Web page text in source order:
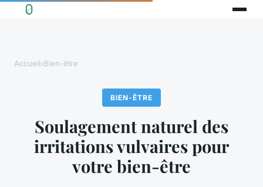
Accueil›Bien-être
BIEN-ÊTRE
Soulagement naturel des
irritations vulvaires pour
votre bien-être